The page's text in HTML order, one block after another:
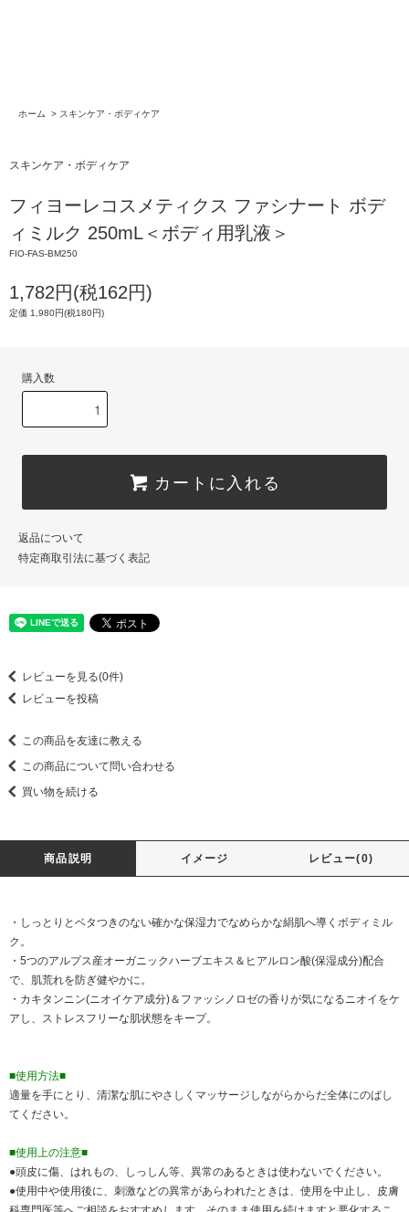
ホーム > スキンケア・ボディケア
スキンケア・ボディケア
フィヨーレコスメティクス ファシナート ボデ
ィミルク 250mL＜ボディ用乳液＞
FIO-FAS-BM250
1,782円(税162円)
定価 1,980円(税180円)
購入数
カートに入れる
返品について
特定商取引法に基づく表記
レビューを見る(0件)
レビューを投稿
この商品を友達に教える
この商品について問い合わせる
買い物を続ける
商品説明 イメージ レビュー(0)
・しっとりとベタつきのない確かな保湿力でなめらかな絹肌へ導くボディミル
ク。
・5つのアルプス産オーガニックハーブエキス＆ヒアルロン酸(保湿成分)配合
で、肌荒れを防ぎ健やかに。
・カキタンニン(ニオイケア成分)＆ファッシノロゼの香りが気になるニオイをケ
アし、ストレスフリーな肌状態をキープ。
■使用方法■
適量を手にとり、清潔な肌にやさしくマッサージしながらからだ全体にのばし
てください。
■使用上の注意■
●頭皮に傷、はれもの、しっしん等、異常のあるときは使わないでください。
●使用中や使用後に、刺激などの異常があらわれたときは、使用を中止し、皮膚